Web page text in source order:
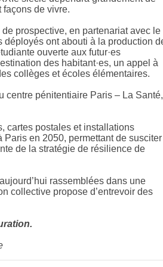
de vivre.
prospective, en partenariat avec le
ont abouti à la production
ouverte aux futur·es
des habitant·es, un appel à
collèges et écoles élémentaires.
centre pénitentiaire Paris – La Santé,
cartes postales et installations
en 2050, permettant de susciter
de la stratégie de résilience de
rassemblées dans une
collective propose d’entrevoir des